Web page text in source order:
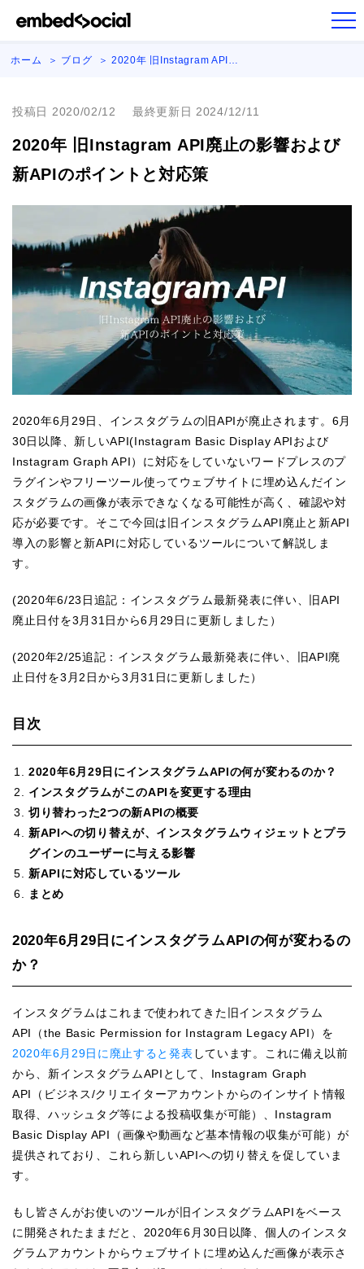
ホーム ブログ 2020年 旧Instagram API…
投稿日 2020/02/12 最終更新日 2024/12/11
2020年 旧Instagram API廃止の影響および
新APIのポイントと対応策
2020年6月29日、インスタグラムの旧APIが廃止されます。6月
30日以降、新しいAPI(Instagram Basic Display APIおよび
Instagram Graph API）に対応をしていないワードプレスのプ
ラグインやフリーツール使ってウェブサイトに埋め込んだイン
スタグラムの画像が表示できなくなる可能性が高く、確認や対
応が必要です。そこで今回は旧インスタグラムAPI廃止と新API
導入の影響と新APIに対応しているツールについて解説しま
す。
(2020年6/23日追記：インスタグラム最新発表に伴い、旧API
廃止日付を3月31日から6月29日に更新しました）
(2020年2/25追記：インスタグラム最新発表に伴い、旧API廃
止日付を3月2日から3月31日に更新しました）
目次
2020年6月29日にインスタグラムAPIの何が変わるのか？
インスタグラムがこのAPIを変更する理由
切り替わった2つの新APIの概要
新APIへの切り替えが、インスタグラムウィジェットとプラ
グインのユーザーに与える影響
新APIに対応しているツール
まとめ
2020年6月29日にインスタグラムAPIの何が変わるの
か？
インスタグラムはこれまで使われてきた旧インスタグラム
API（the Basic Permission for Instagram Legacy API）を
2020年6月29日に廃止すると発表 しています。これに備え以前
から、新インスタグラムAPIとして、Instagram Graph
API（ビジネス/クリエイターアカウントからのインサイト情報
取得、ハッシュタグ等による投稿収集が可能）、Instagram
Basic Display API（画像や動画など基本情報の収集が可能）が
提供されており、これら新しいAPIへの切り替えを促していま
す。
もし皆さんがお使いのツールが旧インスタグラムAPIをベース
に開発されたままだと、2020年6月30日以降、個人のインスタ
グラムアカウントからウェブサイトに埋め込んだ画像が表示さ